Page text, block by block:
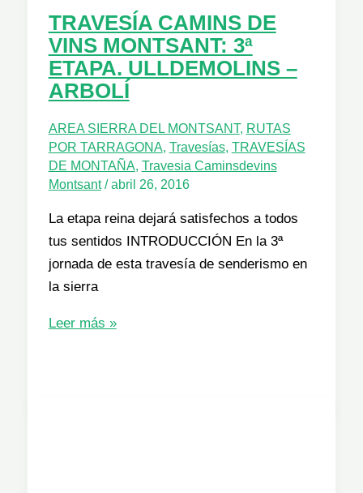
TRAVESÍA CAMINS DE
VINS MONTSANT: 3ª
ETAPA. ULLDEMOLINS –
ARBOLÍ
AREA SIERRA DEL MONTSANT, RUTAS
POR TARRAGONA, Travesías, TRAVESÍAS
DE MONTAÑA, Travesia Caminsdevins
Montsant/abril 26, 2016
La etapa reina dejará satisfechos a todos
tus sentidos INTRODUCCIÓN En la 3ª
jornada de esta travesía de senderismo en
la sierra
TRAVESÍA
Leer más »